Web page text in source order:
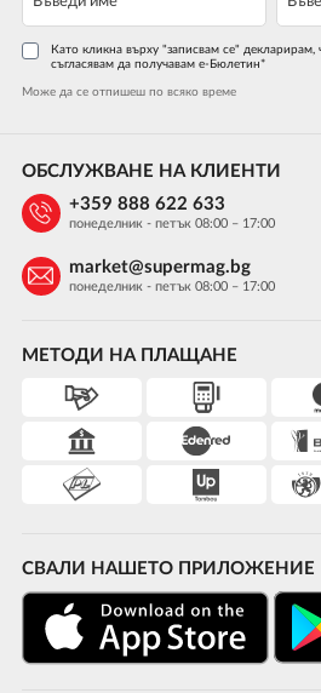
Като кликна върху "записвам се"
съгласявам да получавам е-Бюлетин*
Може да се отпишеш по всяко време
МЕТОДИ НА ПЛАЩАНЕ
СВАЛИ НАШЕТО ПРИЛОЖЕНИЕ
ОБСЛУЖВАНЕ НА КЛИЕНТИ
+359 888 622 633
понеделник - петък 08:00 – 17:00
market@supermag.bg
понеделник - петък 08:00 – 17:00